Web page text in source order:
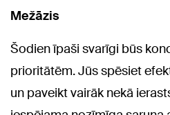
Mežāzis
Šodien īpaši svarīgi būs
prioritātēm. Jūs spēsiet
un paveikt vairāk nekā